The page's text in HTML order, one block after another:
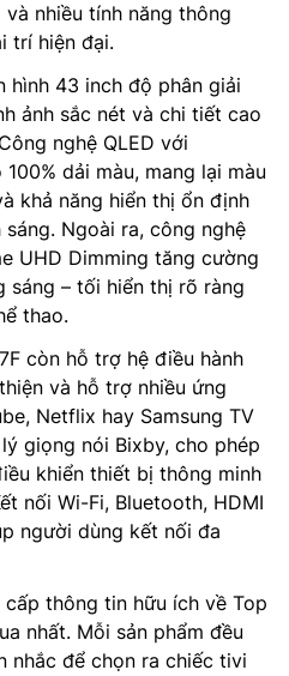
nhiều tính năng thông
trí hiện đại.
hình 43 inch độ phân giải
ảnh sắc nét và chi tiết cao
nghệ QLED với
dải màu, mang lại màu
khả năng hiển thị ổn định
Ngoài ra, công nghệ
UHD Dimming tăng cường
sáng – tối hiển thị rõ ràng
thao.
còn hỗ trợ hệ điều hành
và hỗ trợ nhiều ứng
Netflix hay Samsung TV
giọng nói Bixby, cho phép
khiển thiết bị thông minh
nối Wi-Fi, Bluetooth, HDMI
người dùng kết nối đa
thông tin hữu ích về Top
nhất. Mỗi sản phẩm đều
nhắc để chọn ra chiếc tivi